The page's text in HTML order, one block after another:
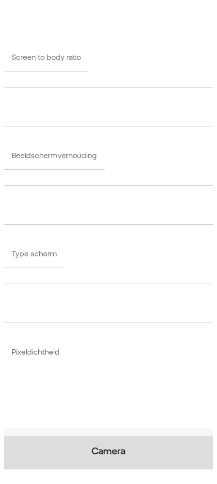
Screen to body ratio
Beeldschermverhouding
Type scherm
Pixeldichtheid
Camera